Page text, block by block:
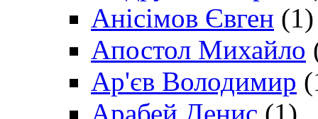
Анісімов Євген (1)
Апостол Михайло
Ар'єв Володимир
Арабей Денис (1)